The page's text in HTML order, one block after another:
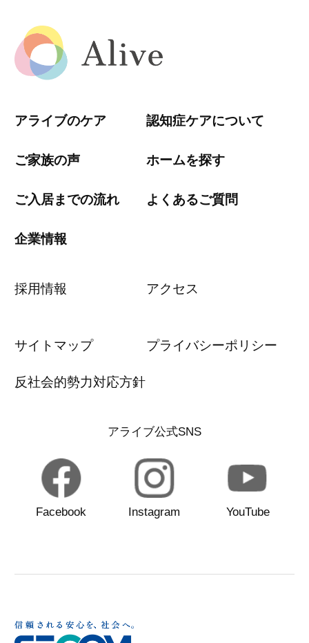
アライブのケア 認知症ケアについて
ご家族の声 ホームを探す
ご入居までの流れ よくあるご質問
企業情報
採用情報 アクセス
サイトマップ プライバシーポリシー
反社会的勢力対応方針
アライブ公式SNS
Facebook Instagram YouTube